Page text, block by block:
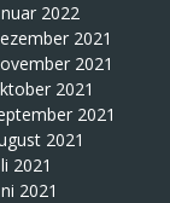
2022
2021
2021
2021
2021
2021
2021
2021